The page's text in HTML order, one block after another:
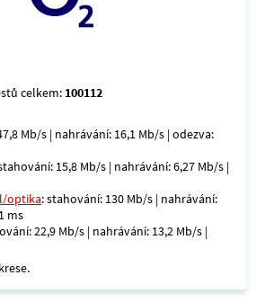
celkem: 100112
Mb/s | nahrávání: 16,1 Mb/s | odezva:
15,8 Mb/s | nahrávání: 6,27 Mb/s |
optika: stahování: 130 Mb/s | nahrávání:
ms
22,9 Mb/s | nahrávání: 13,2 Mb/s |